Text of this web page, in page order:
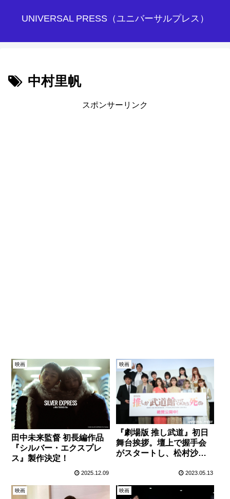
UNIVERSAL PRESS（ユニバーサルプレス）
中村里帆
スポンサーリンク
映画
田中未来監督 初長編作品
『シルバー・エクスプレ
ス』製作決定！
2025.12.09
映画
『劇場版 推し武道』初日
舞台挨拶。壇上で握手会
がスタートし、松村沙友
2023.05.13
映画 映画